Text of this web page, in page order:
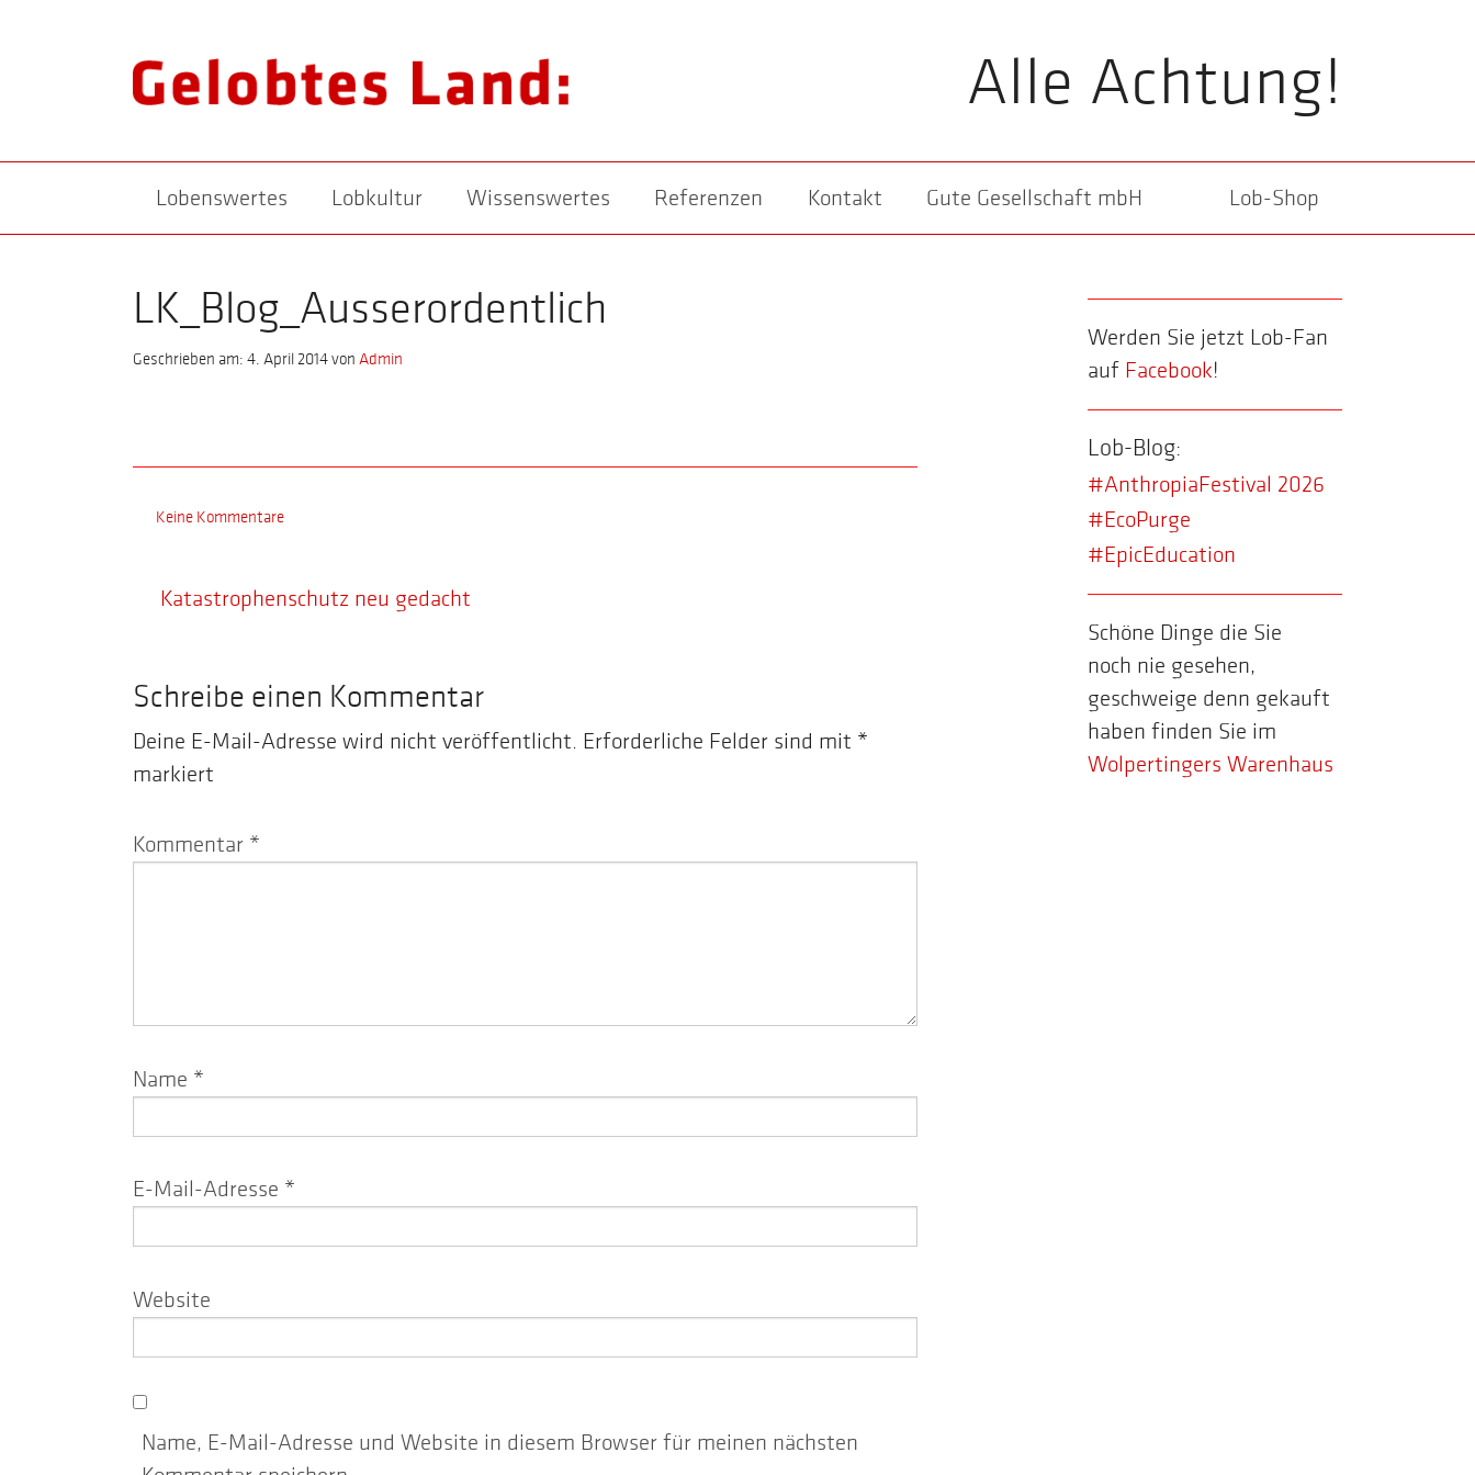
Alle Achtung!
Lobenswertes Lobkultur Wissenswertes Referenzen Kontakt Gute Gesellschaft mbH Lob-Shop
LK_Blog_Ausserordentlich
Geschrieben am: 4. April 2014 vonAdmin
Keine Kommentare
Katastrophenschutz neu gedacht
Schreibe einen Kommentar
Deine E-Mail-Adresse wird nicht veröffentlicht. Erforderliche Felder sind mit *
markiert
Kommentar *
Name *
E-Mail-Adresse *
Website
Name, E-Mail-Adresse und Website in diesem Browser für meinen nächsten
Werden Sie jetzt Lob-Fan
auf Facebook!
Lob-Blog:
#AnthropiaFestival 2026
#EcoPurge
#EpicEducation
Schöne Dinge die Sie
noch nie gesehen,
geschweige denn gekauft
haben finden Sie im
Wolpertingers Warenhaus